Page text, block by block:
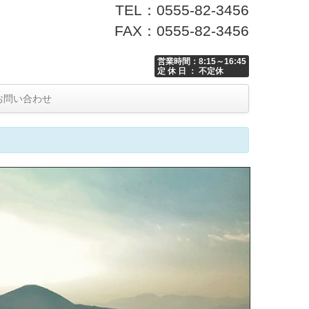
TEL：0555-82-3456
FAX：0555-82-3456
営業時間：8:15～16:45
定 休 日 ： 不定休
い合わせ